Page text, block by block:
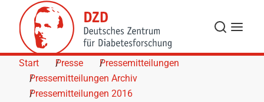
Skip to Content
Suche
Start Presse
Pressemitteilungen
Pressemitteilungen Archiv
Pressemitteilungen 2016